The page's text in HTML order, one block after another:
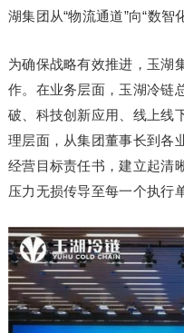
湖集团从“物流通道”向“数智
为确保战略有效推进，玉湖
作。在业务层面，玉湖冷链
破、科技创新应用、线上线
理层面，从集团董事长到各
经营目标责任书，建立起清
压力无损传导至每一个执行